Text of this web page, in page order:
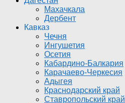
Махачкала
Дербент
Кавказ
Чечня
Ингушетия
Осетия
Кабардино-Балкария
Карачаево-Черкесия
Адыгея
Краснодарский край
Ставропольский край